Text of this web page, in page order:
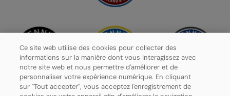
Ce site web utilise des cookies pour collecter des
informations sur la manière dont vous interagissez avec
notre site web et nous permettre d'améliorer et de
personnaliser votre expérience numérique. En cliquant
sur "Tout accepter", vous acceptez l'enregistrement de